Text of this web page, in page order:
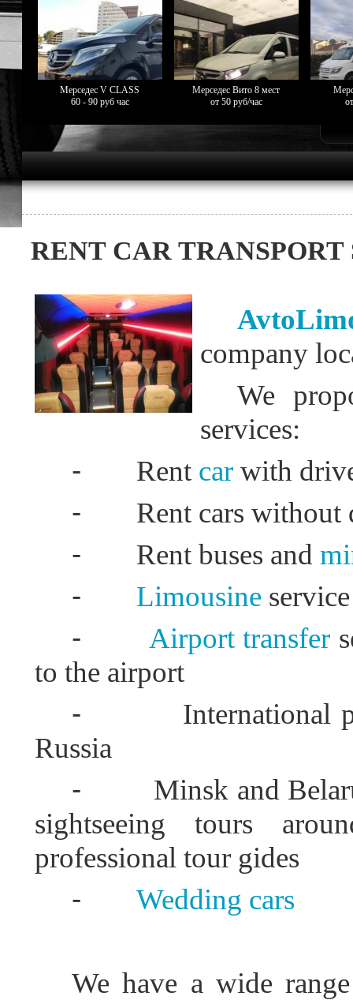
Мерседес V CLASS
60 - 90 руб час
Мерседес Вито 8 мест
от 50 руб/час
RENT CAR
company
We
services:
- Rent car with
- Rent cars without
- Rent buses and
- Limousineservice
- Airport transfer
to the airport
-
International
Russia
-
Minsk and
sightseeing tours
professional tour gides
- Wedding cars
We have a wide